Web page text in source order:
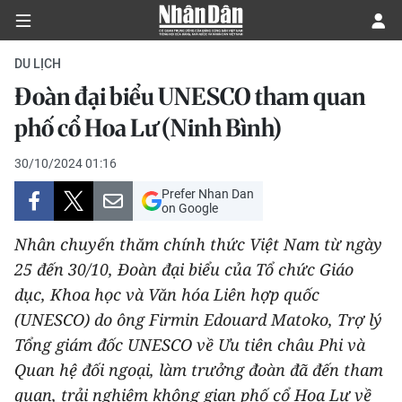
CHÍNH TRỊ
KINH TẾ
VĂN HÓA
XÃ HỘI
PHÁP LUẬT
DU LỊCH
THẾ GIỚI
DU LỊCH
Đoàn đại biểu UNESCO tham quan
phố cổ Hoa Lư (Ninh Bình)
30/10/2024 01:16
Prefer Nhan Dan
on Google
Nhân chuyến thăm chính thức Việt Nam từ ngày
25 đến 30/10, Đoàn đại biểu của Tổ chức Giáo
dục, Khoa học và Văn hóa Liên hợp quốc
(UNESCO) do ông Firmin Edouard Matoko, Trợ lý
Tổng giám đốc UNESCO về Ưu tiên châu Phi và
Quan hệ đối ngoại, làm trưởng đoàn đã đến tham
quan, trải nghiệm không gian phố cổ Hoa Lư về